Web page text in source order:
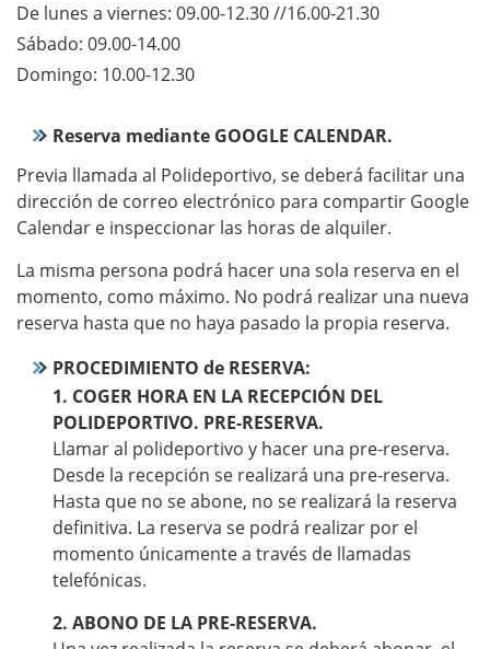
De lunes a viernes: 09.00-12.30 //16.00-21.30
Sábado: 09.00-14.00
Domingo: 10.00-12.30
Reserva mediante GOOGLE CALENDAR.
Previa llamada al Polideportivo, se deberá facilitar una
dirección de correo electrónico para compartir Google
Calendar e inspeccionar las horas de alquiler.
La misma persona podrá hacer una sola reserva en el
momento, como máximo. No podrá realizar una nueva
reserva hasta que no haya pasado la propia reserva.
PROCEDIMIENTO de RESERVA:
1. COGER HORA EN LA RECEPCIÓN DEL
POLIDEPORTIVO. PRE-RESERVA.
Llamar al polideportivo y hacer una pre-reserva.
Desde la recepción se realizará una pre-reserva.
Hasta que no se abone, no se realizará la reserva
definitiva. La reserva se podrá realizar por el
momento únicamente a través de llamadas
telefónicas.
2. ABONO DE LA PRE-RESERVA.